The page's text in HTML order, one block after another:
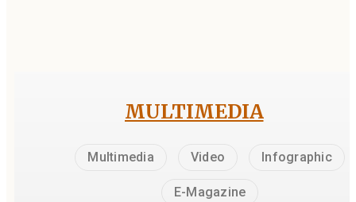
MULTIMEDIA
Multimedia Video Infographic
E-Magazine